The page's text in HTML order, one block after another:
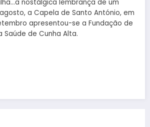
nostálgica lembrança de um
a Capela de Santo António, em
apresentou-se a Fundação de
Saúde de Cunha Alta.